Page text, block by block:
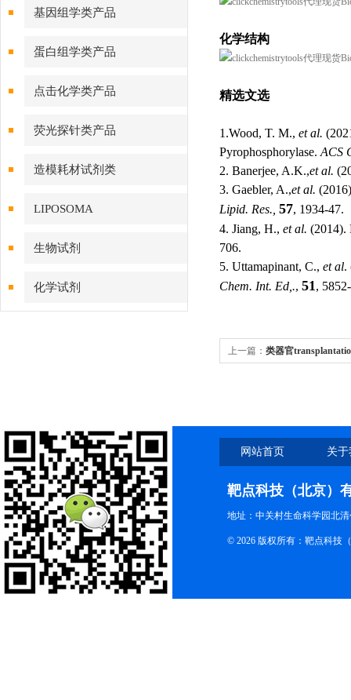
基因组学类产品
蛋白组学类产品
点击化学类产品
荧光探针类产品
造模耗材试剂类
LIPOSOMA
生物试剂
化学试剂
化学结构
精选文选
1.Wood, T. M., et al.
Pyrophosphorylase. ACS
2. Banerjee, A.K.,et al.
3. Gaebler, A.,et al.
Lipid. Res., 57, 1934-47.
4. Jiang, H., et al. (2014).
706.
5. Uttamapinant, C., et al.
Chem. Int. Ed,., 51,
上一篇： 类器官
网站首页 关
靶点科技（北京）
地址：中关村生命科学园北
© 2026 版权所有：靶点科技